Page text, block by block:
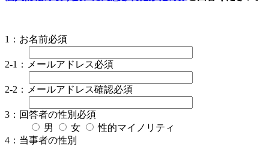
1：お名前必須
2-1：メールアドレス必須
2-2：メールアドレス確認必須
3：回答者の性別 必須
男
女
性的マイノリティ
4：当事者の性別